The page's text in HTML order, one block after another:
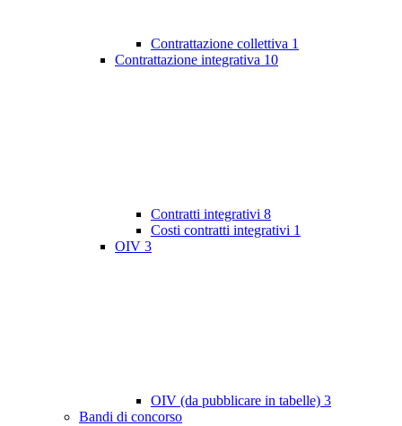
Contrattazione collettiva 1
Contrattazione integrativa 10
Contratti integrativi 8
Costi contratti integrativi 1
OIV 3
OIV (da pubblicare in tabelle) 3
Bandi di concorso